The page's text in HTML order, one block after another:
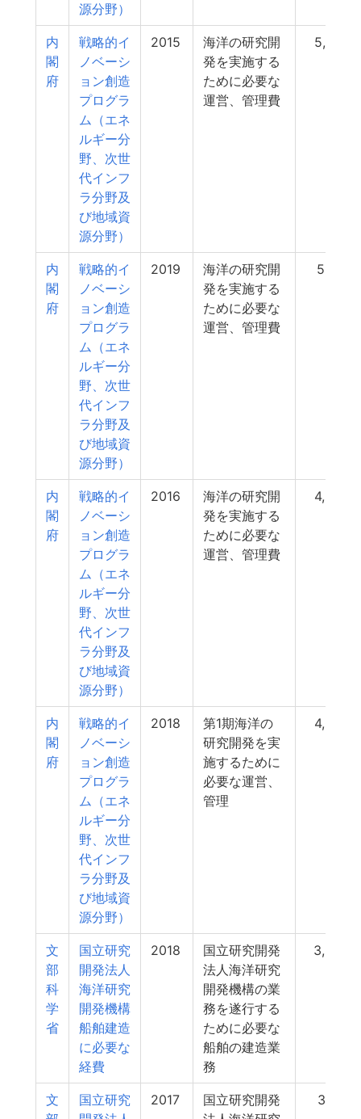
源分野）
内
閣
府
戦略的イ
ノベーシ
ョン創造
プログラ
ム（エネ
ルギー分
野、次世
代インフ
ラ分野及
び地域資
源分野）
2015
海洋の研究開
発を実施する
ために必要な
運営、管理費
5,700
内
閣
府
戦略的イ
ノベーシ
ョン創造
プログラ
ム（エネ
ルギー分
野、次世
代インフ
ラ分野及
び地域資
源分野）
2019
海洋の研究開
発を実施する
ために必要な
運営、管理費
5,120
内
閣
府
戦略的イ
ノベーシ
ョン創造
プログラ
ム（エネ
ルギー分
野、次世
代インフ
ラ分野及
び地域資
源分野）
2016
海洋の研究開
発を実施する
ために必要な
運営、管理費
4,658
内
閣
府
戦略的イ
ノベーシ
ョン創造
プログラ
ム（エネ
ルギー分
野、次世
代インフ
ラ分野及
び地域資
源分野）
2018
第1期海洋の
研究開発を実
施するために
必要な運営、
管理
4,000
文
部
科
学
省
国立研究
開発法人
海洋研究
開発機構
船舶建造
に必要な
経費
2018
国立研究開発
法人海洋研究
開発機構の業
務を遂行する
ために必要な
船舶の建造業
務
3,263
文
国立研究
2017
国立研究開発
3,137